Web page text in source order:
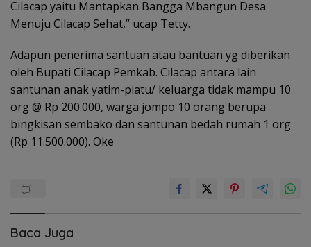
Cilacap yaitu Mantapkan Bangga Mbangun Desa
Menuju Cilacap Sehat,” ucap Tetty.
Adapun penerima santuan atau bantuan yg diberikan
oleh Bupati Cilacap Pemkab. Cilacap antara lain
santunan anak yatim-piatu/ keluarga tidak mampu 10
org @ Rp 200.000, warga jompo 10 orang berupa
bingkisan sembako dan santunan bedah rumah 1 org
(Rp 11.500.000). Oke
Baca Juga